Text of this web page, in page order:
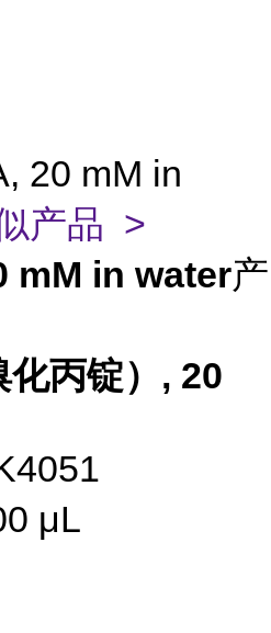
20 mM in
产品 >
mM in water产
丙锭）, 20
μL